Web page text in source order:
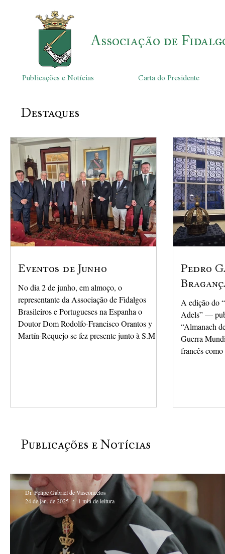
Associação de
Publicações e Notícias Carta do Presidente
Destaques
Eventos de Junho
No dia 2 de junho, em almoço, o
representante da Associação de Fidalgos
Brasileiros e Portugueses na Espanha o
Doutor Dom Rodolfo-Francisco Orantos y
Martín-Requejo se fez presente junto à S.M.I.
Pedro
A edição do
Adels” —
“Almanach
Guerra
francês
datada de 5
Dr. Felipe Gabriel de Vasconcelos
24 de jan. de 2025
1 min de leitura
Publicações e Notícias